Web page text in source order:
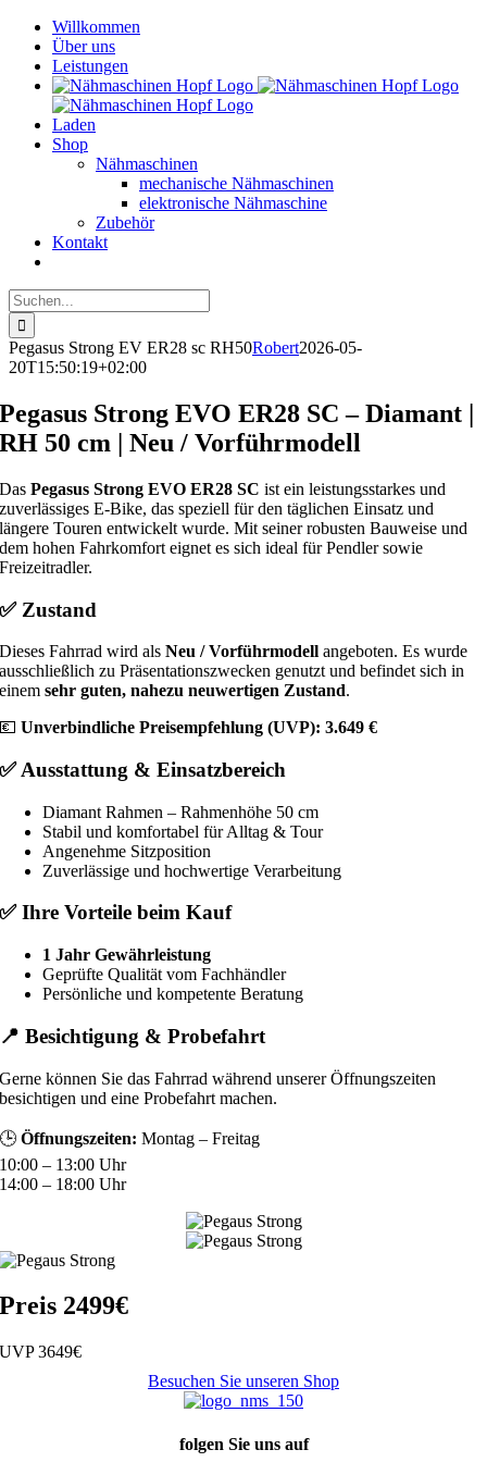
Skip
content
Willkommen
Über uns
Leistungen
Laden
Shop
Nähmaschinen
mechanische Nähmaschinen
elektronische Nähmaschine
Zubehör
Kontakt
Suche
nach:
Pegasus Strong EV ER28 sc RH50Robert2026-05-
20T15:50:19+02:00
Pegasus Strong EVO ER28 SC – Diamant |
RH 50 cm | Neu / Vorführmodell
DasPegasus Strong EVO ER28 SC ist ein leistungsstarkes und
zuverlässiges E-Bike, das speziell für den täglichen Einsatz und
längere Touren entwickelt wurde. Mit seiner robusten Bauweise und
dem hohen Fahrkomfort eignet es sich ideal für Pendler sowie
Freizeitradler.
✅ Zustand
Dieses Fahrrad wird alsNeu / Vorführmodell angeboten. Es wurde
ausschließlich zu Präsentationszwecken genutzt und befindet sich in
einemsehr guten, nahezu neuwertigen Zustand.
💶Unverbindliche Preisempfehlung (UVP): 3.649 €
✅ Ausstattung & Einsatzbereich
Diamant Rahmen – Rahmenhöhe 50 cm
Stabil und komfortabel für Alltag & Tour
Angenehme Sitzposition
Zuverlässige und hochwertige Verarbeitung
✅ Ihre Vorteile beim Kauf
1 Jahr Gewährleistung
Geprüfte Qualität vom Fachhändler
Persönliche und kompetente Beratung
📍 Besichtigung & Probefahrt
Gerne können Sie das Fahrrad während unserer Öffnungszeiten
besichtigen und eine Probefahrt machen.
🕒Öffnungszeiten: Montag – Freitag
10:00 – 13:00 Uhr
14:00 – 18:00 Uhr
Preis 2499€
UVP 3649€
Besuchen Sie unseren Shop
folgen Sie uns auf